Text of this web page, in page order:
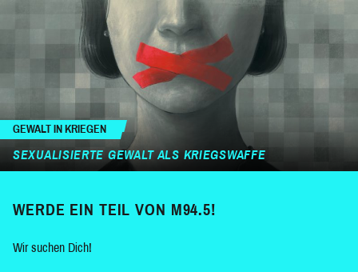
GEWALT IN KRIEGEN
SEXUALISIERTE GEWALT ALS KRIEGSWAFFE
WERDE EIN TEIL VON M94.5!
Wir suchen Dich!